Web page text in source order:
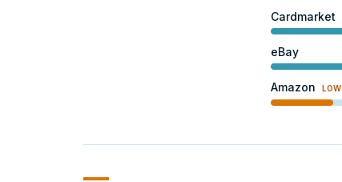
Cardmarket
eBay
Amazon LOW